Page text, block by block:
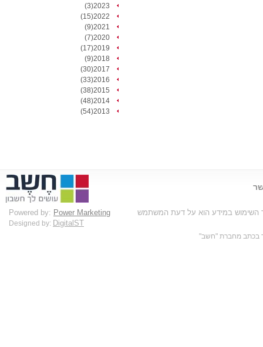
2023(3)
2022(15)
2021(9)
2020(7)
2019(17)
2018(9)
2017(30)
2016(33)
2015(38)
2014(48)
2013(54)
השימוש במידע הוא על דעת המשתמש Powered by: Power Marketing
Designed by: DigitalST